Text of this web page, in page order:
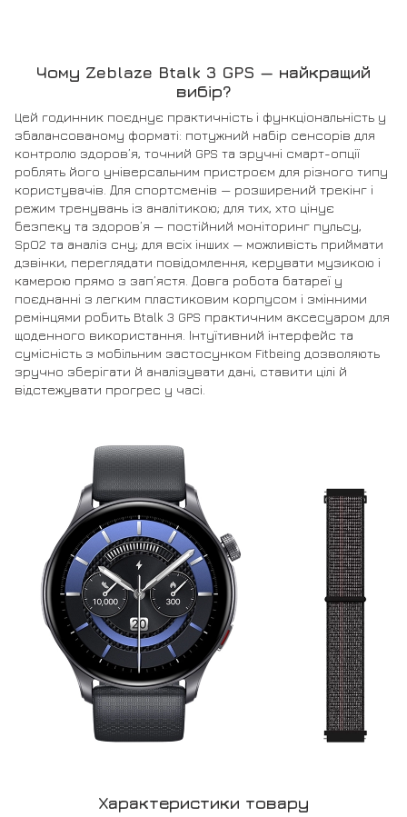
Чому Zeblaze Btalk 3 GPS — найкращий
вибір?
Цей годинник поєднує практичність і функціональність у
збалансованому форматі: потужний набір сенсорів для
контролю здоров’я, точний GPS та зручні смарт-опції
роблять його універсальним пристроєм для різного типу
користувачів. Для спортсменів — розширений трекінг і
режим тренувань із аналітикою; для тих, хто цінує
безпеку та здоров’я — постійний моніторинг пульсу,
SpO2 та аналіз сну; для всіх інших — можливість приймати
дзвінки, переглядати повідомлення, керувати музикою і
камерою прямо з зап’ястя. Довга робота батареї у
поєднанні з легким пластиковим корпусом і змінними
ремінцями робить Btalk 3 GPS практичним аксесуаром для
щоденного використання. Інтуїтивний інтерфейс та
сумісність з мобільним застосунком Fitbeing дозволяють
зручно зберігати й аналізувати дані, ставити цілі й
відстежувати прогрес у часі.
Характеристики товару